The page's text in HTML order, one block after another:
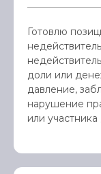
Готовлю
доли или
давление,
нарушение
или